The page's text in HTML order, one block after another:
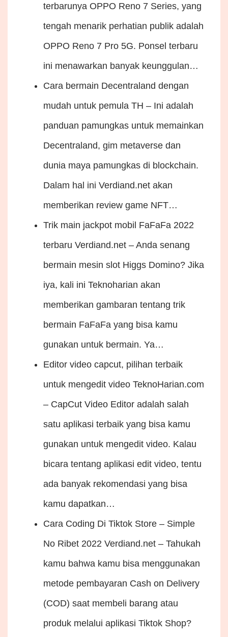
terbarunya OPPO Reno 7 Series, yang
tengah menarik perhatian publik adalah
OPPO Reno 7 Pro 5G. Ponsel terbaru
ini menawarkan banyak keunggulan…
Cara bermain Decentraland dengan
mudah untuk pemula TH – Ini adalah
panduan pamungkas untuk memainkan
Decentraland, gim metaverse dan
dunia maya pamungkas di blockchain.
Dalam hal ini Verdiand.net akan
memberikan review game NFT…
Trik main jackpot mobil FaFaFa 2022
terbaru Verdiand.net – Anda senang
bermain mesin slot Higgs Domino? Jika
iya, kali ini Teknoharian akan
memberikan gambaran tentang trik
bermain FaFaFa yang bisa kamu
gunakan untuk bermain. Ya…
Editor video capcut, pilihan terbaik
untuk mengedit video TeknoHarian.com
– CapCut Video Editor adalah salah
satu aplikasi terbaik yang bisa kamu
gunakan untuk mengedit video. Kalau
bicara tentang aplikasi edit video, tentu
ada banyak rekomendasi yang bisa
kamu dapatkan…
Cara Coding Di Tiktok Store – Simple
No Ribet 2022 Verdiand.net – Tahukah
kamu bahwa kamu bisa menggunakan
metode pembayaran Cash on Delivery
(COD) saat membeli barang atau
produk melalui aplikasi Tiktok Shop?